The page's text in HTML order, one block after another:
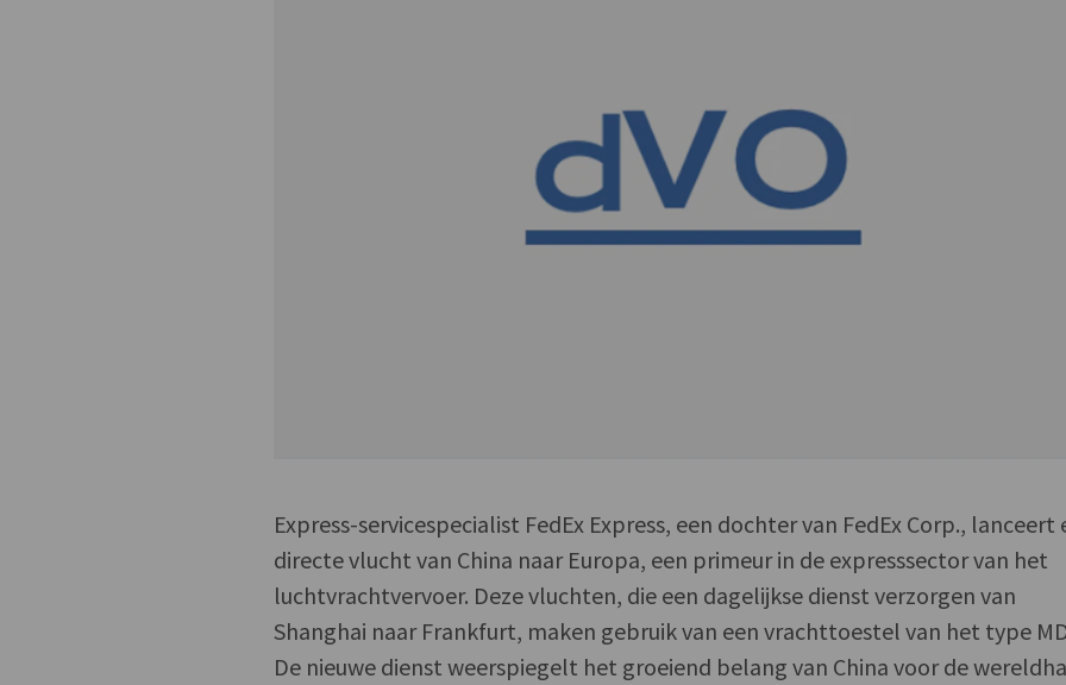
Express-servicespecialist FedEx Express, een dochter van FedEx Corp., lanceert
directe vlucht van China naar Europa, een primeur in de expresssector van het
luchtvrachtvervoer. Deze vluchten, die een dagelijkse dienst verzorgen van
Shanghai naar Frankfurt, maken gebruik van een vrachttoestel van het type
De nieuwe dienst weerspiegelt het groeiend belang van China voor de